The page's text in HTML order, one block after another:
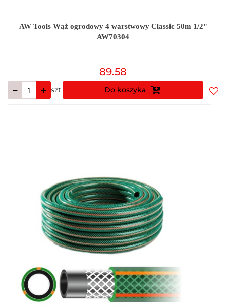
AW Tools Wąż ogrodowy 4 warstwowy Classic 50m 1/2"
AW70304
89.58
szt. Do koszyka